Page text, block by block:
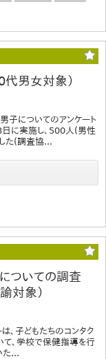
男女対象）
子についてのアンケート
日に実施し、500人(男性
た(調査協...
ついての調査
対象）
は、子どもたちのコンタク
て、学校で保健指導を行
た...